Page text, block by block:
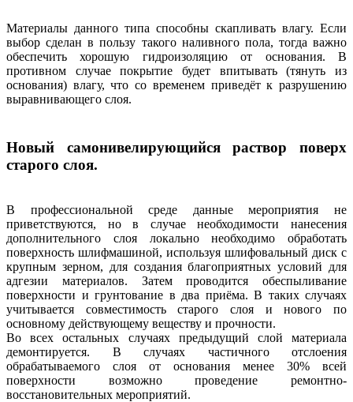
Материалы данного типа способны скапливать влагу. Если
выбор сделан в пользу такого наливного пола, тогда важно
обеспечить хорошую гидроизоляцию от основания. В
противном случае покрытие будет впитывать (тянуть из
основания) влагу, что со временем приведёт к разрушению
выравнивающего слоя.
Новый самонивелирующийся раствор поверх
старого слоя.
В профессиональной среде данные мероприятия не
приветствуются, но в случае необходимости нанесения
дополнительного слоя локально необходимо обработать
поверхность шлифмашиной, используя шлифовальный диск с
крупным зерном, для создания благоприятных условий для
адгезии материалов. Затем проводится обеспыливание
поверхности и грунтование в два приёма. В таких случаях
учитывается совместимость старого слоя и нового по
основному действующему веществу и прочности.
Во всех остальных случаях предыдущий слой материала
демонтируется. В случаях частичного отслоения
обрабатываемого слоя от основания менее 30% всей
поверхности возможно проведение ремонтно-
восстановительных мероприятий.